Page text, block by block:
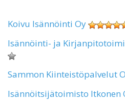
Koivu Isännöinti Oy
Isännöinti- ja
Sammon Kiinteistöpalvelut
Isännöitsijätoimisto Itkonen